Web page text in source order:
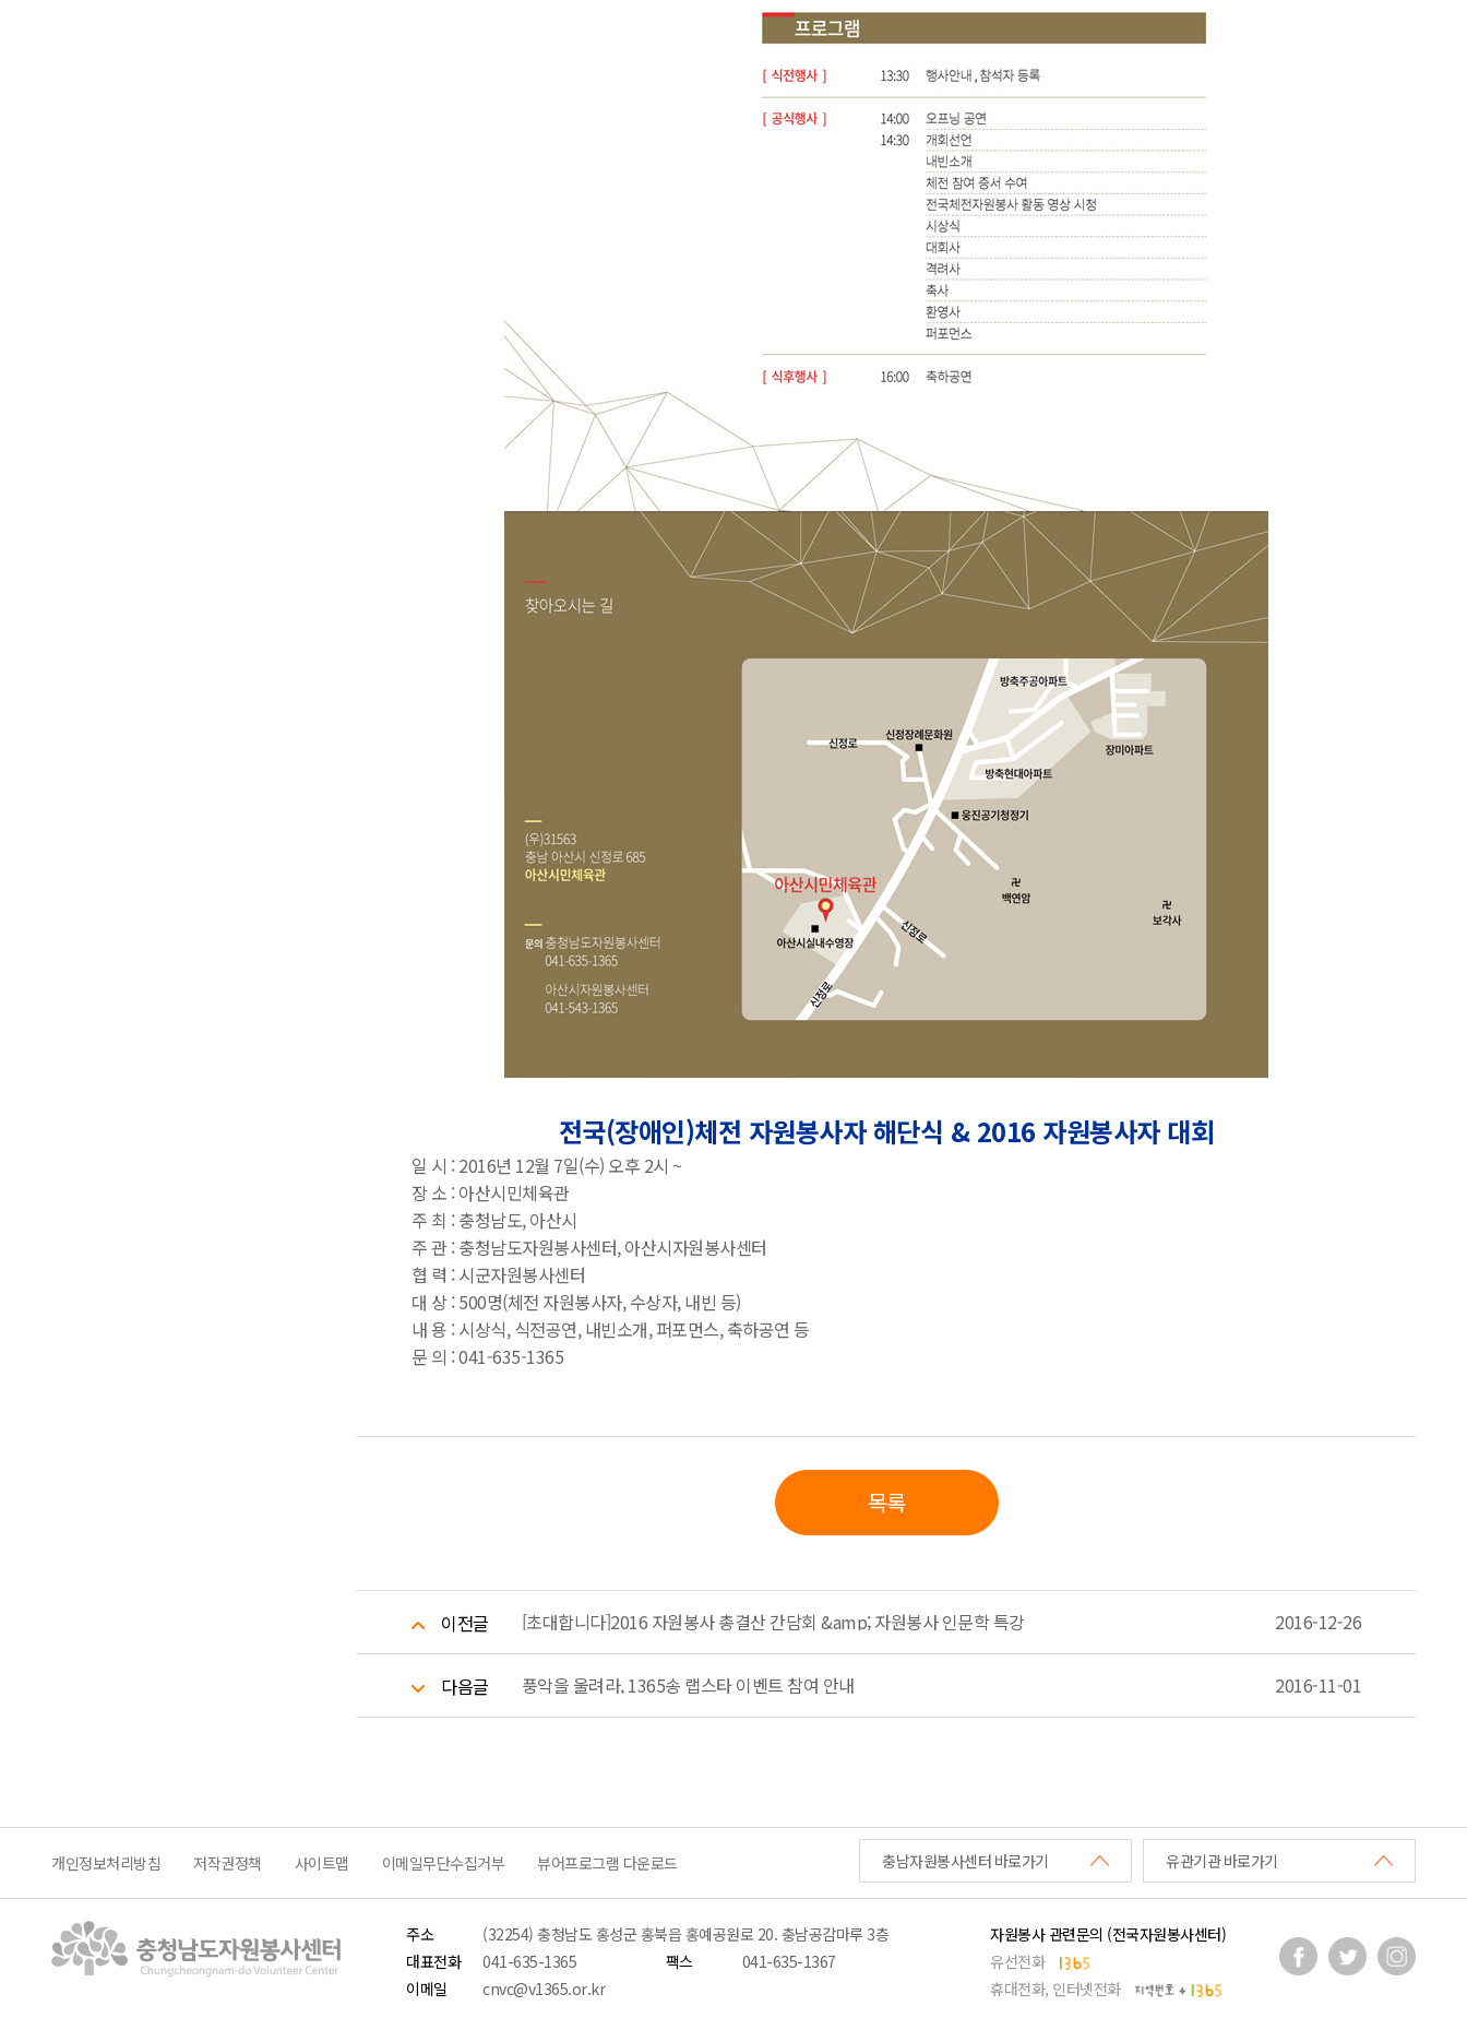
전국(장애인)체전 자원봉사자 해단식 & 2016 자원봉사자 대회
일 시 : 2016년 12월 7일(수) 오후 2시 ~
장 소 : 아산시민체육관
주 최 : 충청남도, 아산시
주 관 : 충청남도자원봉사센터, 아산시자원봉사센터
협 력 : 시군자원봉사센터
대 상 : 500명(체전 자원봉사자, 수상자, 내빈 등)
내 용 : 시상식, 식전공연, 내빈소개, 퍼포먼스, 축하공연 등
문 의 : 041-635-1365
목록
이전글 [초대합니다]2016 자원봉사 총결산 간담회 &amp; 자원봉사 인문학 특강 2016-12-26
다음글 풍악을 울려라, 1365송 랩스타 이벤트 참여 안내 2016-11-01
개인정보처리방침 저작권정책 사이트맵 이메일무단수집거부 뷰어프로그램 다운로드 충남자원봉사센터 바로가기 유관기관 바로가기
주소
(32254) 충청남도 홍성군 홍북읍 홍예공원로 20. 충남공감마루 3층
대표전화
041-635-1365 팩스
041-635-1367
이메일
cnvc@v1365.or.kr
자원봉사 관련문의 (전국자원봉사센터)
유선전화
휴대전화, 인터넷전화